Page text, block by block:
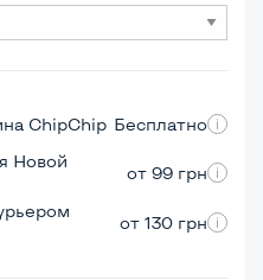
ChipChip Бесплатно
Новой
от 99 грн
от 130 грн